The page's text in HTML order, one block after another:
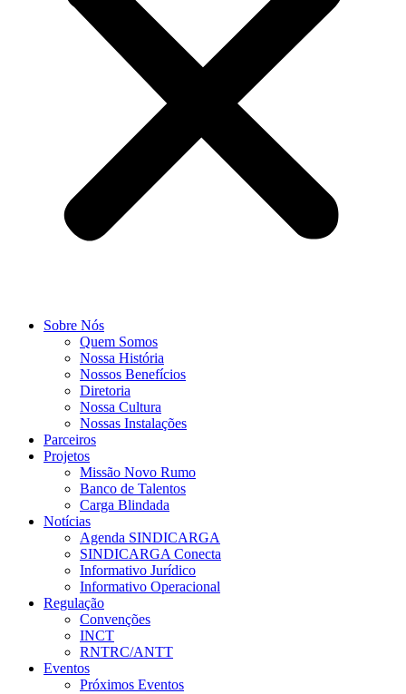
Sobre Nós
Quem Somos
Nossa História
Nossos Benefícios
Diretoria
Nossa Cultura
Nossas Instalações
Parceiros
Projetos
Missão Novo Rumo
Banco de Talentos
Carga Blindada
Notícias
Agenda SINDICARGA
SINDICARGA Conecta
Informativo Jurídico
Informativo Operacional
Regulação
Convenções
INCT
RNTRC/ANTT
Eventos
Próximos Eventos